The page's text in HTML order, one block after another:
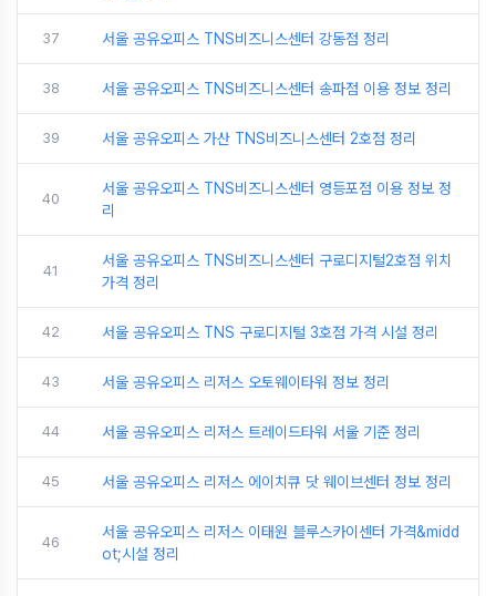
37 서울 공유오피스 TNS비즈니스센터 강동점 정리
38 서울 공유오피스 TNS비즈니스센터 송파점 이용 정보 정리
39 서울 공유오피스 가산 TNS비즈니스센터 2호점 정리
40
서울 공유오피스 TNS비즈니스센터 영등포점 이용 정보 정
리
41
서울 공유오피스 TNS비즈니스센터 구로디지털2호점 위치
가격 정리
42 서울 공유오피스 TNS 구로디지털 3호점 가격 시설 정리
43 서울 공유오피스 리저스 오토웨이타워 정보 정리
44 서울 공유오피스 리저스 트레이드타워 서울 기준 정리
45 서울 공유오피스 리저스 에이치큐 닷 웨이브센터 정보 정리
46
서울 공유오피스 리저스 이태원 블루스카이센터 가격&midd
ot;시설 정리